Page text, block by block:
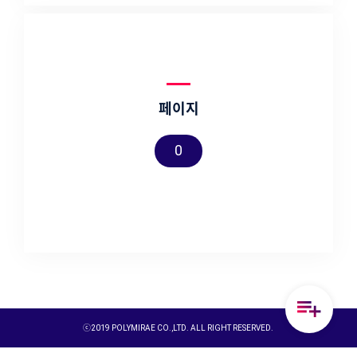
페이지
0
ⓒ2019 POLYMIRAE CO.,LTD. ALL RIGHT RESERVED.